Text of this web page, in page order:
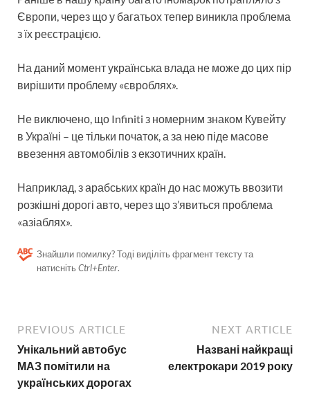
Європи, через що у багатьох тепер виникла проблема
з їх реєстрацією.
На даний момент українська влада не може до цих пір
вирішити проблему «євроблях».
Не виключено, що Infiniti з номерним знаком Кувейту
в Україні – це тільки початок, а за нею піде масове
ввезення автомобілів з екзотичних країн.
Наприклад, з арабських країн до нас можуть ввозити
розкішні дорогі авто, через що з’явиться проблема
«азіаблях».
Знайшли помилку? Тоді виділіть фрагмент тексту та
натисніть Ctrl+Enter.
PREVIOUS ARTICLE
Унікальний автобус
МАЗ помітили на
українських дорогах
NEXT ARTICLE
Названі найкращі
електрокари 2019 року